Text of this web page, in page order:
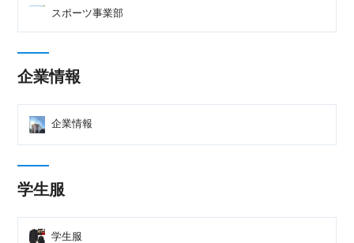
スポーツ事業部
企業情報
企業情報
学生服
学生服